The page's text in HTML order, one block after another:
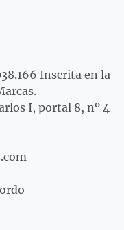
Inscrita en la
I, portal 8, nº 4